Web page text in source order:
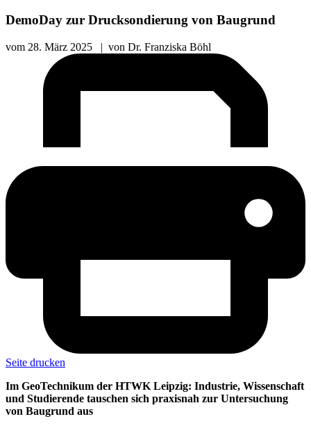
DemoDay zur Drucksondierung von Baugrund
vom 28. März 2025 | von Dr. Franziska Böhl
Seite drucken
Im GeoTechnikum der HTWK Leipzig: Industrie, Wissenschaft
und Studierende tauschen sich praxisnah zur Untersuchung
von Baugrund aus